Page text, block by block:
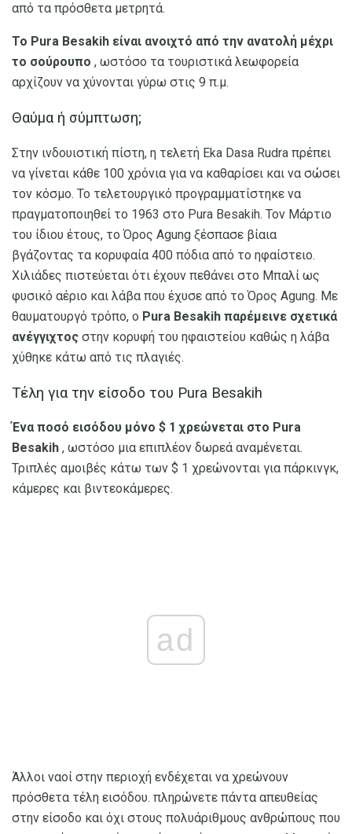
από τα πρόσθετα μετρητά.
Το Pura Besakih είναι ανοιχτό από την ανατολή μέχρι
το σούρουπο , ωστόσο τα τουριστικά λεωφορεία
αρχίζουν να χύνονται γύρω στις 9 π.μ.
Θαύμα ή σύμπτωση;
Στην ινδουιστική πίστη, η τελετή Eka Dasa Rudra πρέπει
να γίνεται κάθε 100 χρόνια για να καθαρίσει και να σώσει
τον κόσμο. Το τελετουργικό προγραμματίστηκε να
πραγματοποιηθεί το 1963 στο Pura Besakih. Τον Μάρτιο
του ίδιου έτους, το Όρος Agung ξέσπασε βίαια
βγάζοντας τα κορυφαία 400 πόδια από το ηφαίστειο.
Χιλιάδες πιστεύεται ότι έχουν πεθάνει στο Μπαλί ως
φυσικό αέριο και λάβα που έχυσε από το Όρος Agung. Με
θαυματουργό τρόπο, ο Pura Besakih παρέμεινε σχετικά
ανέγγιχτος στην κορυφή του ηφαιστείου καθώς η λάβα
χύθηκε κάτω από τις πλαγιές.
Τέλη για την είσοδο του Pura Besakih
Ένα ποσό εισόδου μόνο $ 1 χρεώνεται στο Pura
Besakih , ωστόσο μια επιπλέον δωρεά αναμένεται.
Τριπλές αμοιβές κάτω των $ 1 χρεώνονται για πάρκινγκ,
κάμερες και βιντεοκάμερες.
ad
Άλλοι ναοί στην περιοχή ενδέχεται να χρεώνουν
πρόσθετα τέλη εισόδου. πληρώνετε πάντα απευθείας
στην είσοδο και όχι στους πολυάριθμους ανθρώπους που